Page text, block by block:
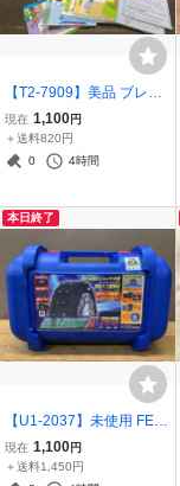
【T2-7909】美品 ブレイ
ンボックス 英語 カードゲ
ーム AGO編 現状品 同梱
可【千円市場】
現在 1,100円
＋送料820円
0
4時間
本日終了
【U1-2037】未使用 FEC
タイヤチェーン FB01 EC
O MESH 2 エフ イー シー
現在 1,100円
＋送料1,450円